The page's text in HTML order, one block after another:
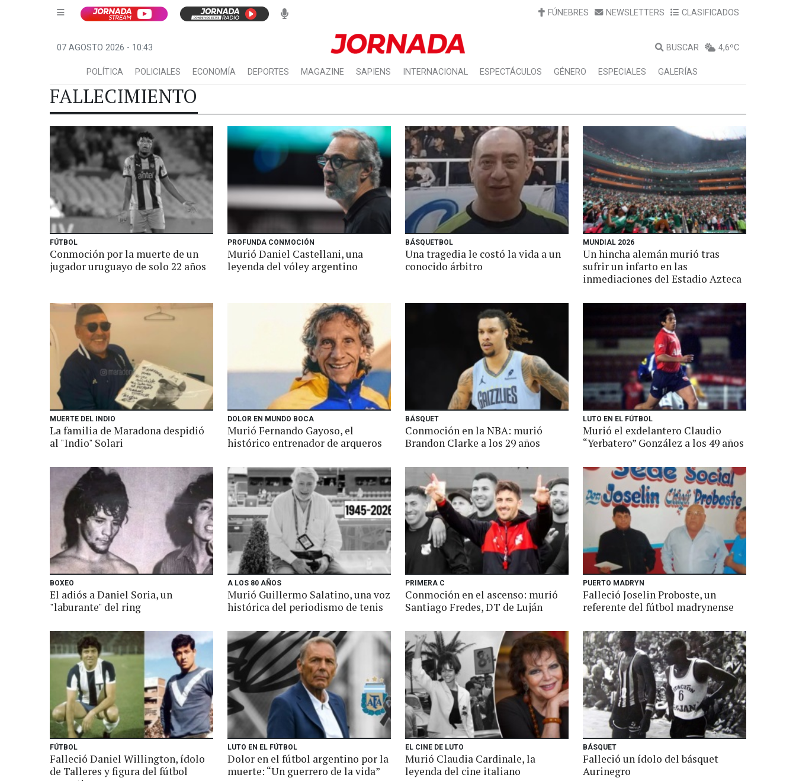
FÚNEBRES NEWSLETTERS CLASIFICADOS
07 AGOSTO 2026 - 10:43 BUSCAR 4,6ºC
POLÍTICA POLICIALES ECONOMÍA DEPORTES MAGAZINE SAPIENS INTERNACIONAL ESPECTÁCULOS GÉNERO ESPECIALES GALERÍAS
FALLECIMIENTO
FÚTBOL
Conmoción por la muerte de un
jugador uruguayo de solo 22 años
PROFUNDA CONMOCIÓN
Murió Daniel Castellani, una
leyenda del vóley argentino
BÁSQUETBOL
Una tragedia le costó la vida a un
conocido árbitro
MUNDIAL 2026
Un hincha alemán murió tras
sufrir un infarto en las
inmediaciones del Estadio Azteca
MUERTE DEL INDIO
La familia de Maradona despidió
al "Indio" Solari
DOLOR EN MUNDO BOCA
Murió Fernando Gayoso, el
histórico entrenador de arqueros
BÁSQUET
Conmoción en la NBA: murió
Brandon Clarke a los 29 años
LUTO EN EL FÚTBOL
Murió el exdelantero Claudio
“Yerbatero” González a los 49 años
BOXEO
El adiós a Daniel Soria, un
"laburante" del ring
A LOS 80 AÑOS
Murió Guillermo Salatino, una voz
histórica del periodismo de tenis
PRIMERA C
Conmoción en el ascenso: murió
Santiago Fredes, DT de Luján
PUERTO MADRYN
Falleció Joselin Proboste, un
referente del fútbol madrynense
FÚTBOL
Falleció Daniel Willington, ídolo
de Talleres y figura del fútbol
LUTO EN EL FÚTBOL
Dolor en el fútbol argentino por la
muerte: “Un guerrero de la vida”
EL CINE DE LUTO
Murió Claudia Cardinale, la
leyenda del cine italiano
BÁSQUET
Falleció un ídolo del básquet
Aurinegro